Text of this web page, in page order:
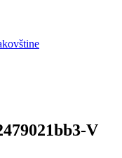
V